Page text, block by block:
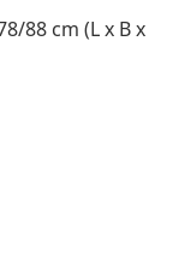
88 cm (L x B x